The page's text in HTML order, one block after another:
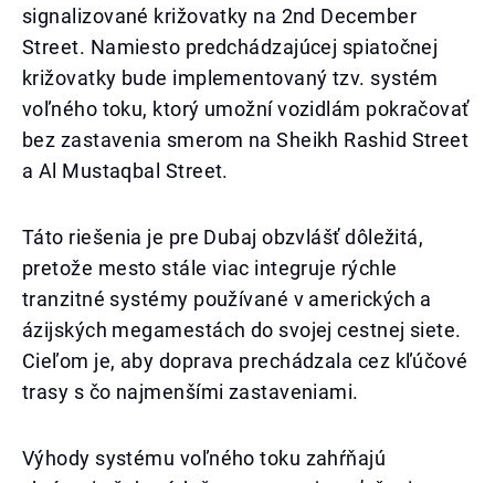
signalizované križovatky na 2nd December
Street. Namiesto predchádzajúcej spiatočnej
križovatky bude implementovaný tzv. systém
voľného toku, ktorý umožní vozidlám pokračovať
bez zastavenia smerom na Sheikh Rashid Street
a Al Mustaqbal Street.
Táto riešenia je pre Dubaj obzvlášť dôležitá,
pretože mesto stále viac integruje rýchle
tranzitné systémy používané v amerických a
ázijských megamestách do svojej cestnej siete.
Cieľom je, aby doprava prechádzala cez kľúčové
trasy s čo najmenšími zastaveniami.
Výhody systému voľného toku zahŕňajú